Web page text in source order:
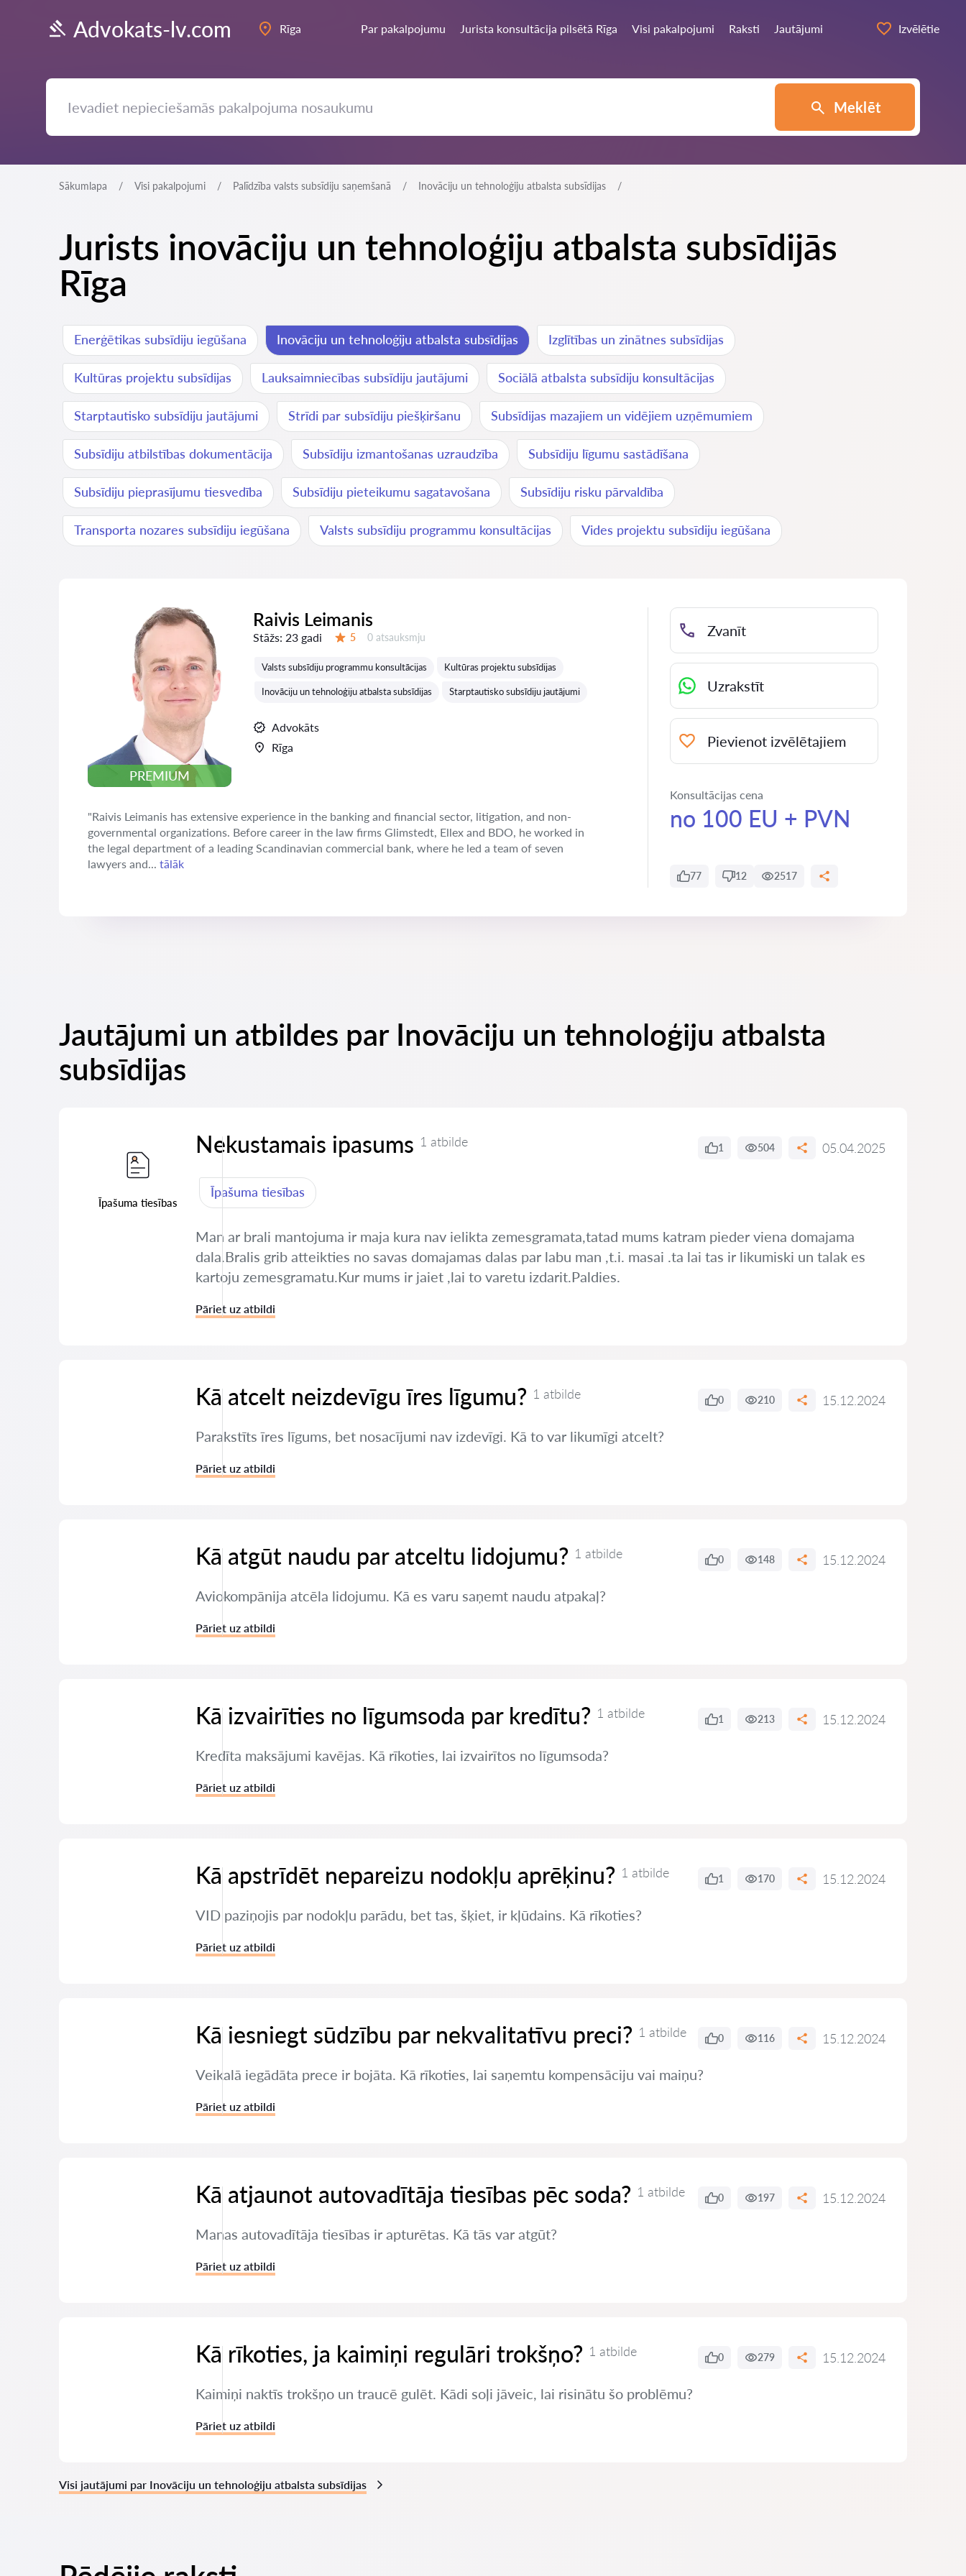
Advokats-lv.com Rīga Par pakalpojumu Jurista konsultācija pilsētā Rīga Visi pakalpojumi Raksti Jautājumi Izvēlētie
Meklēt
Sākumlapa Visi pakalpojumi Palīdzība valsts subsīdiju saņemšanā Inovāciju un tehnoloģiju atbalsta subsīdijas
Jurists inovāciju un tehnoloģiju atbalsta subsīdijās
Rīga
Enerģētikas subsīdiju iegūšana Inovāciju un tehnoloģiju atbalsta subsīdijas Izglītības un zinātnes subsīdijas
Kultūras projektu subsīdijas Lauksaimniecības subsīdiju jautājumi Sociālā atbalsta subsīdiju konsultācijas
Starptautisko subsīdiju jautājumi Strīdi par subsīdiju piešķiršanu Subsīdijas mazajiem un vidējiem uzņēmumiem
Subsīdiju atbilstības dokumentācija Subsīdiju izmantošanas uzraudzība Subsīdiju līgumu sastādīšana
Subsīdiju pieprasījumu tiesvedība Subsīdiju pieteikumu sagatavošana Subsīdiju risku pārvaldība
Transporta nozares subsīdiju iegūšana Valsts subsīdiju programmu konsultācijas Vides projektu subsīdiju iegūšana
PREMIUM
Raivis Leimanis
Stāžs: 23 gadi 5 Atsauksmes:
0 atsauksmju
Valsts subsīdiju programmu konsultācijas Kultūras projektu subsīdijas
Inovāciju un tehnoloģiju atbalsta subsīdijas Starptautisko subsīdiju jautājumi
Advokāts
Rīga
"Raivis Leimanis has extensive experience in the banking and financial sector, litigation, and non-
governmental organizations. Before career in the law firms Glimstedt, Ellex and BDO, he worked in
the legal department of a leading Scandinavian commercial bank, where he led a team of seven
lawyers and... tālāk
Zvanīt
Uzrakstīt
Pievienot izvēlētajiem
Konsultācijas cena
no 100 EU + PVN
77 12 2517
Jautājumi un atbildes par Inovāciju un tehnoloģiju atbalsta
subsīdijas
Īpašuma tiesības
Nekustamais ipasums 1 atbilde 1 504 05.04.2025
Īpašuma tiesības
Man ar brali mantojuma ir maja kura nav ielikta zemesgramata,tatad mums katram pieder viena domajama
dala.Bralis grib atteikties no savas domajamas dalas par labu man ,t.i. masai .ta lai tas ir likumiski un talak es
kartoju zemesgramatu.Kur mums ir jaiet ,lai to varetu izdarit.Paldies.
Pāriet uz atbildi
Kā atcelt neizdevīgu īres līgumu? 1 atbilde 0 210 15.12.2024
Parakstīts īres līgums, bet nosacījumi nav izdevīgi. Kā to var likumīgi atcelt?
Pāriet uz atbildi
Kā atgūt naudu par atceltu lidojumu? 1 atbilde 0 148 15.12.2024
Aviokompānija atcēla lidojumu. Kā es varu saņemt naudu atpakaļ?
Pāriet uz atbildi
Kā izvairīties no līgumsoda par kredītu? 1 atbilde 1 213 15.12.2024
Kredīta maksājumi kavējas. Kā rīkoties, lai izvairītos no līgumsoda?
Pāriet uz atbildi
Kā apstrīdēt nepareizu nodokļu aprēķinu? 1 atbilde 1 170 15.12.2024
VID paziņojis par nodokļu parādu, bet tas, šķiet, ir kļūdains. Kā rīkoties?
Pāriet uz atbildi
Kā iesniegt sūdzību par nekvalitatīvu preci? 1 atbilde 0 116 15.12.2024
Veikalā iegādāta prece ir bojāta. Kā rīkoties, lai saņemtu kompensāciju vai maiņu?
Pāriet uz atbildi
Kā atjaunot autovadītāja tiesības pēc soda? 1 atbilde 0 197 15.12.2024
Manas autovadītāja tiesības ir apturētas. Kā tās var atgūt?
Pāriet uz atbildi
Kā rīkoties, ja kaimiņi regulāri trokšņo? 1 atbilde 0 279 15.12.2024
Kaimiņi naktīs trokšņo un traucē gulēt. Kādi soļi jāveic, lai risinātu šo problēmu?
Pāriet uz atbildi
Visi jautājumi par Inovāciju un tehnoloģiju atbalsta subsīdijas